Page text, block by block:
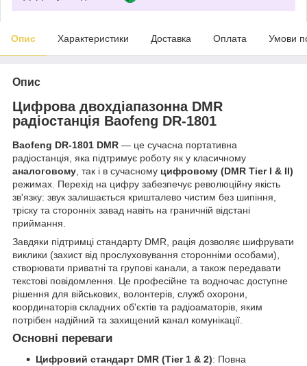
Опис Характеристики Доставка Оплата Умови
Опис
Цифрова двохдіапазонна DMR
радіостанція Baofeng DR-1801
Baofeng DR-1801 DMR — це сучасна портативна
радіостанція, яка підтримує роботу як у класичному
аналоговому, так і в сучасному цифровому (DMR Tier I & II)
режимах. Перехід на цифру забезпечує революційну якість
зв'язку: звук залишається кришталево чистим без шипіння,
тріску та сторонніх завад навіть на граничній відстані
приймання.
Завдяки підтримці стандарту DMR, рація дозволяє шифрувати
виклики (захист від прослуховування сторонніми особами),
створювати приватні та групові канали, а також передавати
текстові повідомлення. Це професійне та водночас доступне
рішення для військових, волонтерів, служб охорони,
координаторів складних об'єктів та радіоаматорів, яким
потрібен надійний та захищений канал комунікації.
Основні переваги
Цифровий стандарт DMR (Tier 1 & 2): Повна